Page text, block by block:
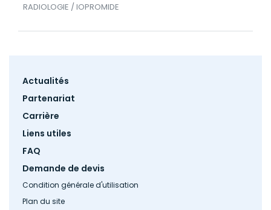
RADIOLOGIE / IOPROMIDE
Footer
Actualités
Partenariat
Carrière
Liens utiles
FAQ
Demande de devis
Condition générale d'utilisation
Plan du site